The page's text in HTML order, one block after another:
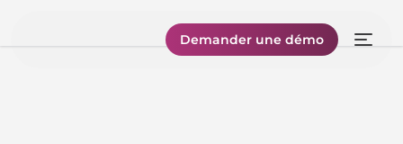
Demander une démo